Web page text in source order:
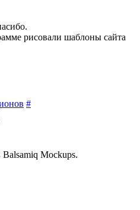
рисовали шаблоны сайта
#
Mockups.